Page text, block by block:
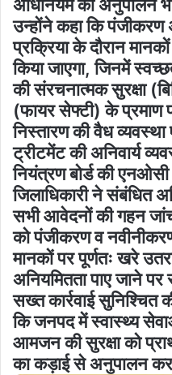
अधिनियम का अनुपालन भी
उन्होंने कहा कि
प्रक्रिया के दौरान
किया जाएगा, जिनमें
की संरचनात्मक सुरक्षा
(फायर सेफ्टी) के प्रमाण
निस्तारण की वैध
ट्रीटमेंट की अनिवार्य
नियंत्रण बोर्ड की
जिलाधिकारी ने संबंधित
सभी आवेदनों की गहन
को पंजीकरण व
मानकों पर पूर्णतः खरे
अनियमितता पाए जाने पर
सख्त कार्रवाई सुनिश्चित
कि जनपद में स्वास्थ्य
आमजन की सुरक्षा को
का कड़ाई से अनुपालन